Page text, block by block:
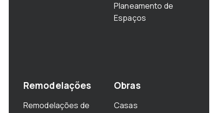
Planeamento de
Espaços
Remodelações
Remodelações de
Obras
Casas